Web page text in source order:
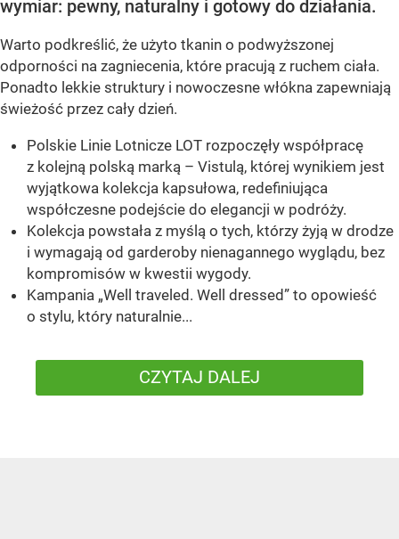
wymiar: pewny, naturalny i gotowy do działania.
Warto podkreślić, że użyto tkanin o podwyższonej
odporności na zagniecenia, które pracują z ruchem ciała.
Ponadto lekkie struktury i nowoczesne włókna zapewniają
świeżość przez cały dzień.
Polskie Linie Lotnicze LOT rozpoczęły współpracę
z kolejną polską marką – Vistulą, której wynikiem jest
wyjątkowa kolekcja kapsułowa, redefiniująca
współczesne podejście do elegancji w podróży.
Kolekcja powstała z myślą o tych, którzy żyją w drodze
i wymagają od garderoby nienagannego wyglądu, bez
kompromisów w kwestii wygody.
Kampania „Well traveled. Well dressed” to opowieść
o stylu, który naturalnie...
CZYTAJ DALEJ